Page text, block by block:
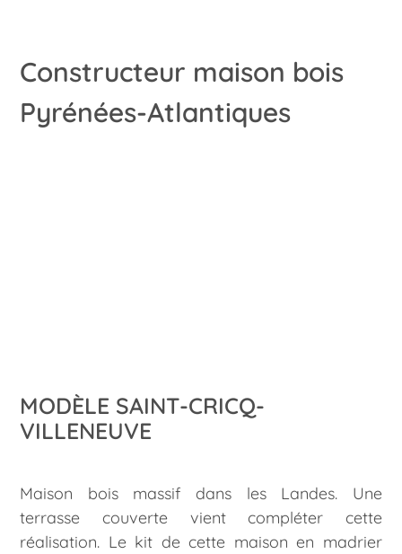
Constructeur maison bois
Pyrénées-Atlantiques
MODÈLE SAINT-CRICQ-
VILLENEUVE
Maison bois massif dans les Landes. Une
terrasse couverte vient compléter cette
réalisation. Le kit de cette maison en madrier